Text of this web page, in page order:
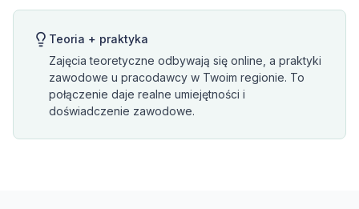
Teoria + praktyka
Zajęcia teoretyczne odbywają się online, a praktyki
zawodowe u pracodawcy w Twoim regionie. To
połączenie daje realne umiejętności i
doświadczenie zawodowe.